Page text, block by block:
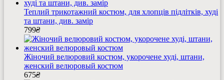
Теплий трикотажний костюм, для хлопців підлітків, худі
та штани, див. замір
799₴
Жіночий велюровий костюм, укорочене худі, штани,
женский велюровый костюм
675₴